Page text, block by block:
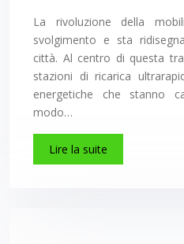
La rivoluzione della
svolgimento e sta
città. Al centro di questa
stazioni di ricarica
energetiche che stanno
modo…
Lire la suite